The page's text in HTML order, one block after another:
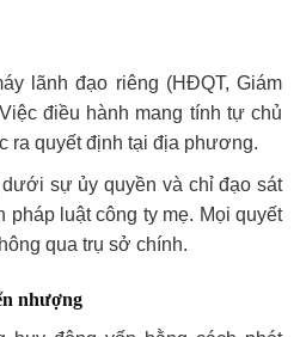
lãnh đạo riêng (HĐQT, Giám
điều hành mang tính tự chủ
ra quyết định tại địa phương.
sự ủy quyền và chỉ đạo sát
luật công ty mẹ. Mọi quyết
qua trụ sở chính.
nhượng